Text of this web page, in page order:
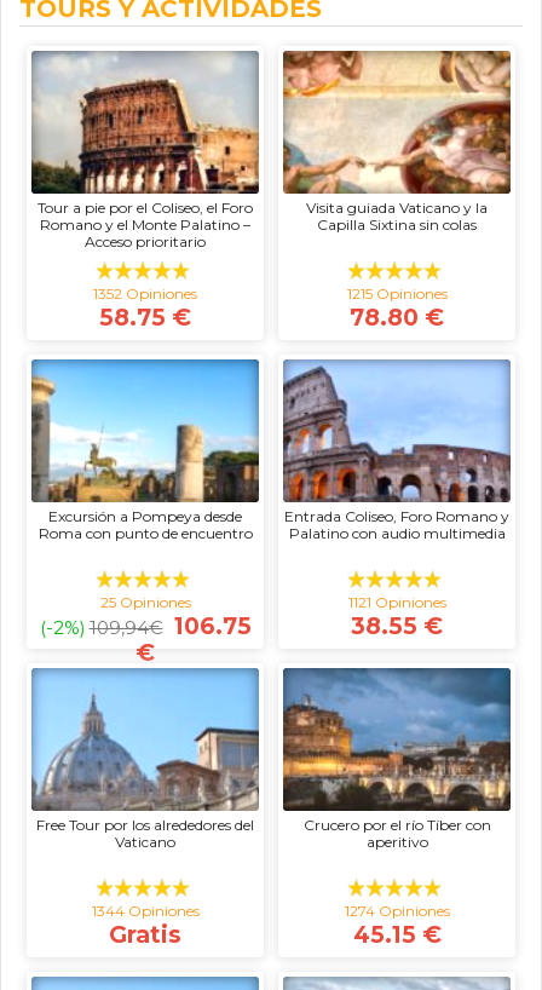
TOURS Y ACTIVIDADES
Tour a pie por el Coliseo, el Foro
Romano y el Monte Palatino –
Acceso prioritario
1352 Opiniones
58.75 €
Visita guiada Vaticano y la
Capilla Sixtina sin colas
1215 Opiniones
78.80 €
Excursión a Pompeya desde
Roma con punto de encuentro
25 Opiniones
(-2%) 109,94€ 106.75
€
Entrada Coliseo, Foro Romano y
Palatino con audio multimedia
1121 Opiniones
38.55 €
Free Tour por los alrededores del
Vaticano
1344 Opiniones
Gratis
Crucero por el río Tíber con
aperitivo
1274 Opiniones
45.15 €